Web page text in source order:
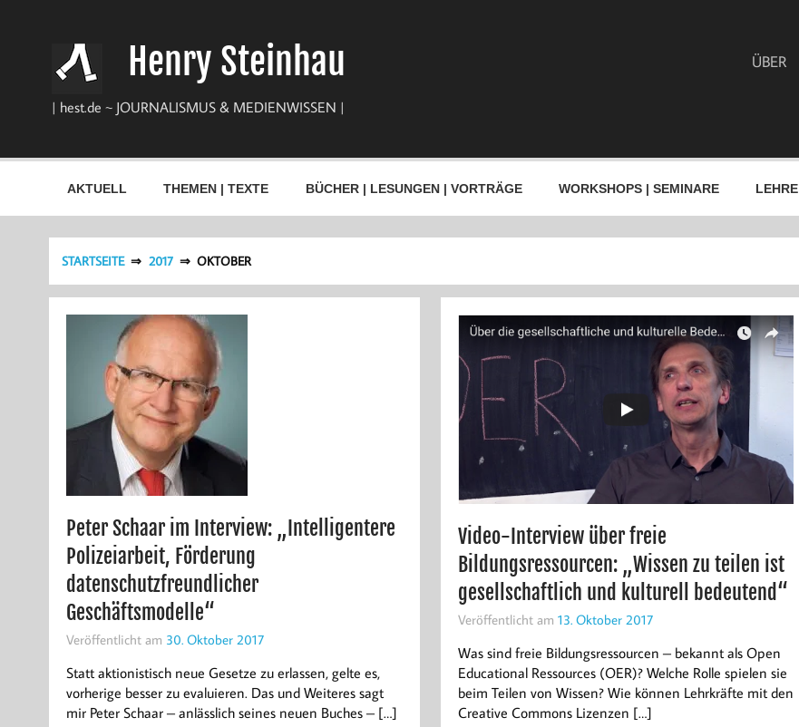
Henry Steinhau
| hest.de ~ JOURNALISMUS & MEDIENWISSEN |
ÜBER
AKTUELL THEMEN | TEXTE BÜCHER | LESUNGEN | VORTRÄGE WORKSHOPS | SEMINARE LEHRE
STARTSEITE 2017 OKTOBER
Peter Schaar im Interview: „Intelligentere
Polizeiarbeit, Förderung
datenschutzfreundlicher
Geschäftsmodelle“
Veröffentlicht am 30. Oktober 2017
Statt aktionistisch neue Gesetze zu erlassen, gelte es,
vorherige besser zu evaluieren. Das und Weiteres sagt
mir Peter Schaar – anlässlich seines neuen Buches – […]
Video-Interview über freie
Bildungsressourcen: „Wissen zu teilen ist
gesellschaftlich und kulturell bedeutend“
Veröffentlicht am 13. Oktober 2017
Was sind freie Bildungsressourcen – bekannt als Open
Educational Ressources (OER)? Welche Rolle spielen sie
beim Teilen von Wissen? Wie können Lehrkräfte mit den
Creative Commons Lizenzen […]